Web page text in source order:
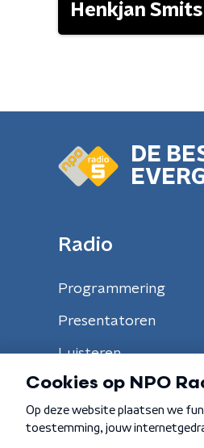
Henkjan
DE
Radio
Programmering
Presentatoren
Luisteren
Algemene voorwaarden